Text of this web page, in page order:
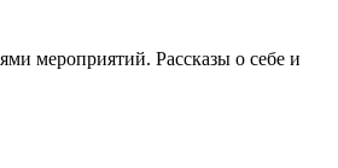
мероприятий. Рассказы о себе и